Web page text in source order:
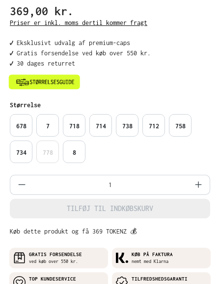
369,00 kr.
Priser er inkl. moms dertil kommer fragt
✔️ Eksklusivt udvalg af premium-caps
✔️ Gratis forsendelse ved køb over 550 kr.
✔️ 30 dages returret
Vælg
Størrelse
678 7 718 714 738 712 758
734 778 8
Produktmængde: Indtast det ønskede
TILFØJ TIL INDKØBSKURV
Køb dette produkt og få 369 TOKENZ 💰
GRATIS FORSENDELSE
ved køb over 550 kr.
KØB PÅ FAKTURA
nemt med Klarna
TOP KUNDESERVICE
TILFREDSHEDSGARANTI